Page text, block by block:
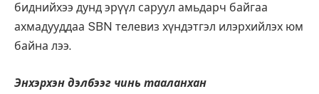
биднийхээ дунд эрүүл саруул амьдарч байгаа
ахмадууддаа SBN телевиз хүндэтгэл илэрхийлэх юм
байна лээ.
Энхэрхэн дэлбээг чинь тааланхан